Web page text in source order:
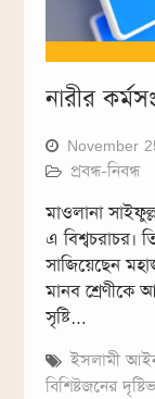
নারীর
November
প্রবন্ধ-নিবন্ধ
মাওলানা
এ বিশ্বচরাচর।
সাজিয়েছেন
মানব শ্রেণীকে
সৃষ্টি…
ইসলামী
বিশিষ্টজনের